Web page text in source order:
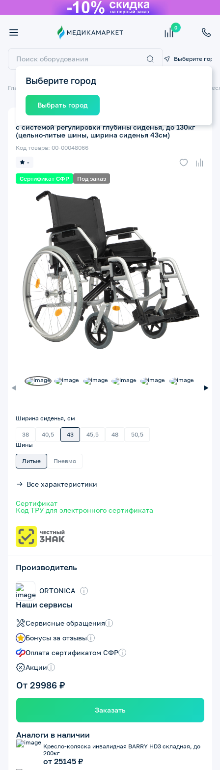
0
Выберите город
Выберите город
Выбрать город
Главная Технические средства реабилитации ТСР Инвалидные
Сертификат СФР Под заказ
-
Код товара: 00-00048066
с системой регулировки глубины сиденья, до 130кг
(цельно-литые шины, ширина сиденья 43см)
Ширина сиденья, см
38 40,5 43 45,5 48
50,5
Шины
Литые Пневмо
Все характеристики
Сертификат
Код ТРУ для электронного сертификата
Производитель
ORTONICA i
Наши сервисы
Сервисные обращения i
Бонусы за отзывы i
Оплата сертификатом СФР i
Акции i
От 29986 ₽
Заказать
Аналоги в наличии
Кресло-коляска инвалидная BARRY HD3 складная, до
200кг
от 25145 ₽